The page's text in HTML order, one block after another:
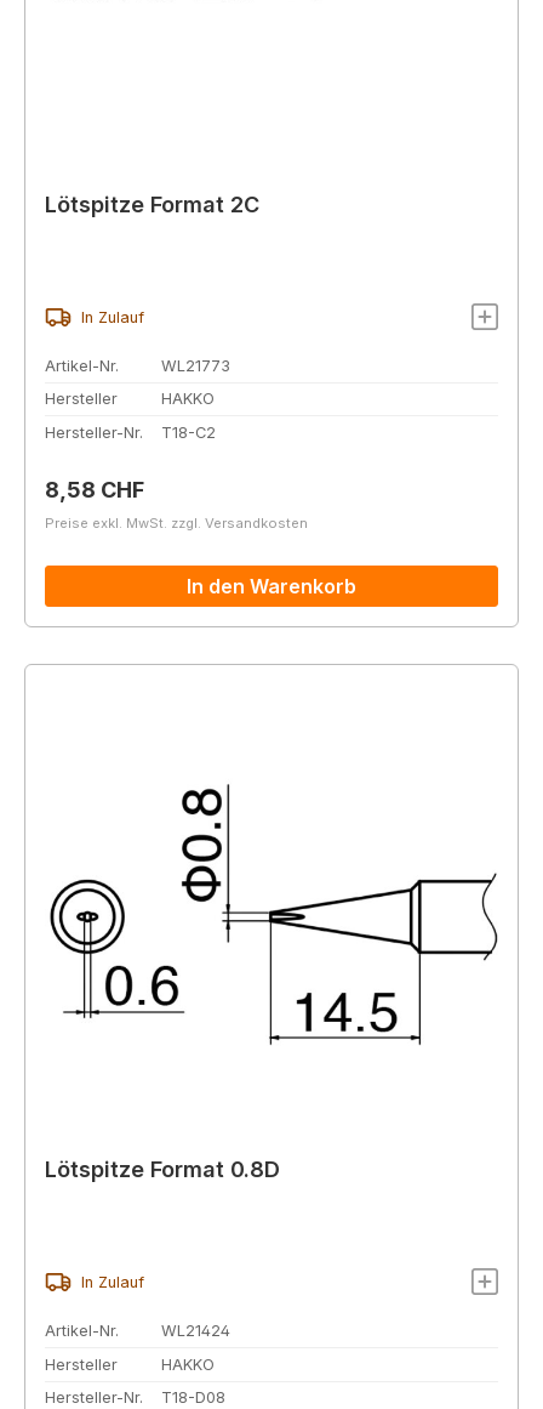
Lötspitze Format 2C
In Zulauf
Artikel-Nr.
WL21773
Hersteller
HAKKO
Hersteller-Nr.
T18-C2
Regulärer Preis:
8,58 CHF
Preise exkl. MwSt. zzgl. Versandkosten
In den Warenkorb
Lötspitze Format 0.8D
In Zulauf
Artikel-Nr.
WL21424
Hersteller
HAKKO
Hersteller-Nr.
T18-D08